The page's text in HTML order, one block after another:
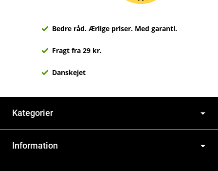
Bedre råd. Ærlige priser. Med garanti.
Fragt fra 29 kr.
Danskejet
Kategorier
Information